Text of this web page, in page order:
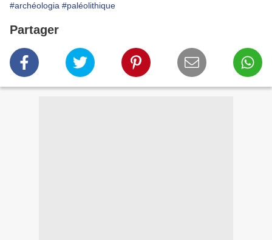
#archéologia #paléolithique
Partager